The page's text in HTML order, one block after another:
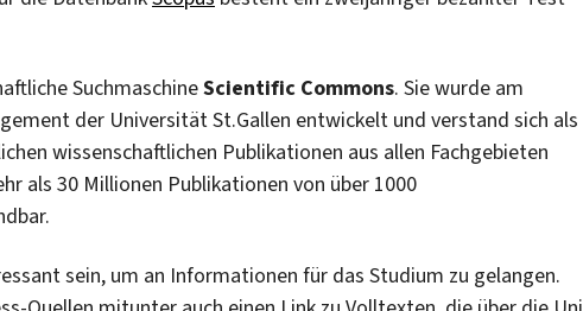
SuchmaschineScientific Commons. Sie wurde am
der Universität St.Gallen entwickelt und verstand sich als
wissenschaftlichen Publikationen aus allen Fachgebieten
als 30 Millionen Publikationen von über 1000
sein, um an Informationen für das Studium zu gelangen.